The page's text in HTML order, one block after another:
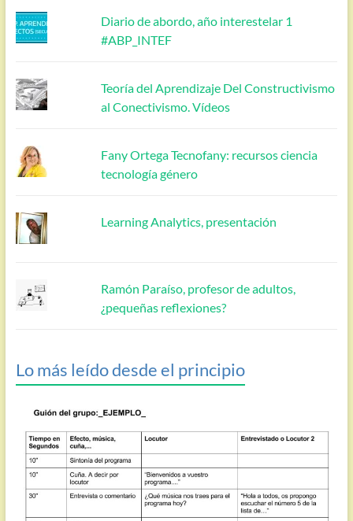
Diario de abordo, año interestelar 1
#ABP_INTEF
Teoría del Aprendizaje Del Constructivismo
al Conectivismo. Vídeos
Fany Ortega Tecnofany: recursos ciencia
tecnología género
Learning Analytics, presentación
Ramón Paraíso, profesor de adultos,
¿pequeñas reflexiones?
Lo más leído desde el principio